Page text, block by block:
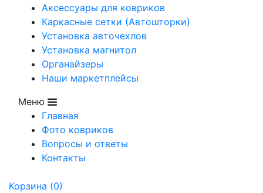
Аксессуары для ковриков
Каркасные сетки (Автошторки)
Установка авточехлов
Установка магнитол
Органайзеры
Наши маркетплейсы
Меню
Главная
Фото ковриков
Вопросы и ответы
Контакты
Корзина (0)